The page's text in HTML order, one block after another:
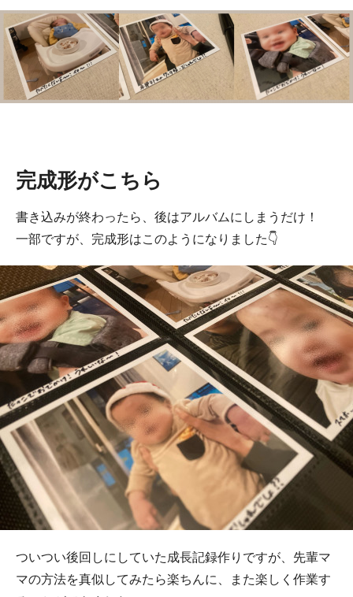
完成形がこちら
書き込みが終わったら、後はアルバムにしまうだけ！
一部ですが、完成形はこのようになりました👇
ついつい後回しにしていた成長記録作りですが、先輩マ
マの方法を真似してみたら楽ちんに、また楽しく作業す